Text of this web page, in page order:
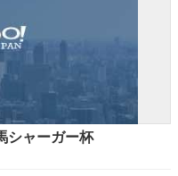
シャーガー杯